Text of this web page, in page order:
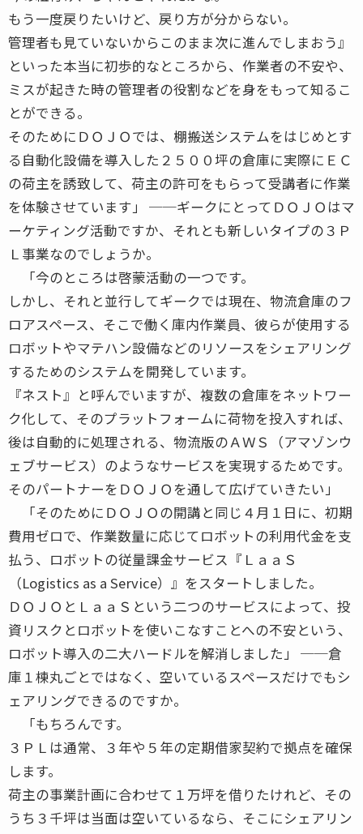
もう一度戻りたいけど、戻り方が分からない。
管理者も見ていないからこのまま次に進んでしまおう』
といった本当に初歩的なところから、作業者の不安や、
ミスが起きた時の管理者の役割などを身をもって知るこ
とができる。
そのためにＤＯＪＯでは、棚搬送システムをはじめとす
る自動化設備を導入した２５００坪の倉庫に実際にＥＣ
の荷主を誘致して、荷主の許可をもらって受講者に作業
を体験させています」 ──ギークにとってＤＯＪＯはマ
ーケティング活動ですか、それとも新しいタイプの３Ｐ
Ｌ事業なのでしょうか。
「今のところは啓蒙活動の一つです。
しかし、それと並行してギークでは現在、物流倉庫のフ
ロアスペース、そこで働く庫内作業員、彼らが使用する
ロボットやマテハン設備などのリソースをシェアリング
するためのシステムを開発しています。
『ネスト』と呼んでいますが、複数の倉庫をネットワー
ク化して、そのプラットフォームに荷物を投入すれば、
後は自動的に処理される、物流版のＡＷＳ（アマゾンウ
ェブサービス）のようなサービスを実現するためです。
そのパートナーをＤＯＪＯを通して広げていきたい」
「そのためにＤＯＪＯの開講と同じ４月１日に、初期
費用ゼロで、作業数量に応じてロボットの利用代金を支
払う、ロボットの従量課金サービス『ＬａａＳ
（Logistics as a Service）』をスタートしました。
ＤＯＪＯとＬａａＳという二つのサービスによって、投
資リスクとロボットを使いこなすことへの不安という、
ロボット導入の二大ハードルを解消しました」 ──倉
庫１棟丸ごとではなく、空いているスペースだけでもシ
ェアリングできるのですか。
「もちろんです。
３ＰＬは通常、３年や５年の定期借家契約で拠点を確保
します。
荷主の事業計画に合わせて１万坪を借りたけれど、その
うち３千坪は当面は空いているなら、そこにシェアリン